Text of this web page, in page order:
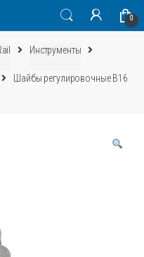
0
Инструменты
Шайбы регулировочные B16